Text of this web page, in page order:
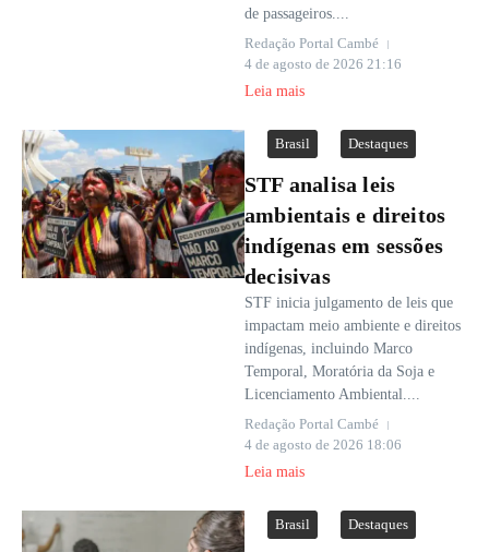
de passageiros....
Redação Portal Cambé
4 de agosto de 2026 21:16
Leia mais
Brasil Destaques
STF analisa leis
ambientais e direitos
indígenas em sessões
decisivas
STF inicia julgamento de leis que
impactam meio ambiente e direitos
indígenas, incluindo Marco
Temporal, Moratória da Soja e
Licenciamento Ambiental....
Redação Portal Cambé
4 de agosto de 2026 18:06
Leia mais
Brasil Destaques